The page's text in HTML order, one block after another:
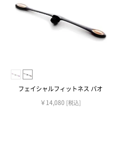
フェイシャルフィットネス パオ
￥14,080 [税込]